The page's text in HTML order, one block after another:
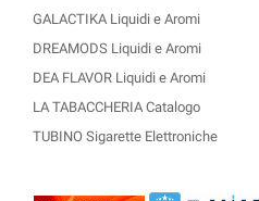
GALACTIKA Liquidi e Aromi
DREAMODS Liquidi e Aromi
DEA FLAVOR Liquidi e Aromi
LA TABACCHERIA Catalogo
TUBINO Sigarette Elettroniche